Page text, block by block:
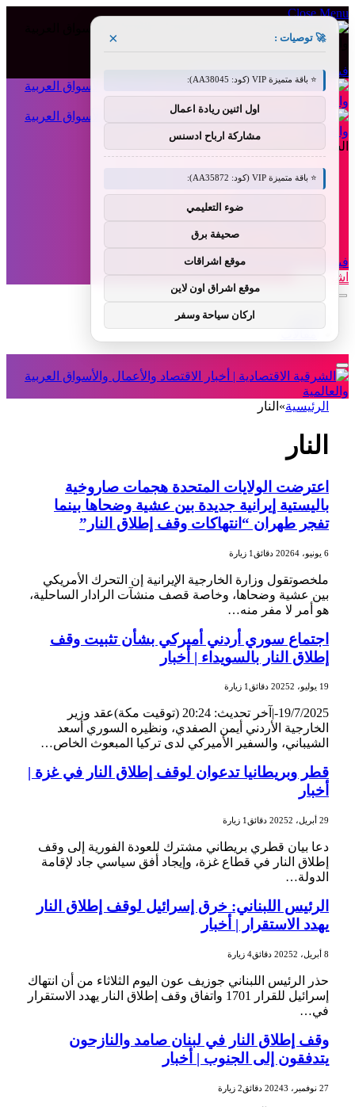
Close Menu
فيسبوك
السبت, أغسطس 8
من نحن
الشروط والأحكام
فيسبوك
الانستغرام
اشراق لنك
الرئيسية» النار
النار
اعترضت الولايات المتحدة هجمات صاروخية
باليستية إيرانية جديدة بين عشية وضحاها بينما
تفجر طهران “انتهاكات وقف إطلاق النار”
6 يونيو، 2026 4 دقائق 1 زيارة
ملخصوتقول وزارة الخارجية الإيرانية إن التحرك الأمريكي
بين عشية وضحاها، وخاصة قصف منشآت الرادار الساحلية،
هو أمر لا مفر منه…
اجتماع سوري أردني أميركي بشأن تثبيت وقف
إطلاق النار بالسويداء | أخبار
19 يوليو، 2025 2 دقائق 1 زيارة
19/7/2025-|آخر تحديث: 20:24 (توقيت مكة)عقد وزير
الخارجية الأردني أيمن الصفدي، ونظيره السوري أسعد
الشيباني، والسفير الأميركي لدى تركيا المبعوث الخاص…
قطر وبريطانيا تدعوان لوقف إطلاق النار في غزة |
أخبار
29 أبريل، 2025 2 دقائق 1 زيارة
دعا بيان قطري بريطاني مشترك للعودة الفورية إلى وقف
إطلاق النار في قطاع غزة، وإيجاد أفق سياسي جاد لإقامة
الدولة…
الرئيس اللبناني: خرق إسرائيل لوقف إطلاق النار
يهدد الاستقرار | أخبار
8 أبريل، 2025 2 دقائق 4 زيارة
حذر الرئيس اللبناني جوزيف عون اليوم الثلاثاء من أن انتهاك
إسرائيل للقرار 1701 واتفاق وقف إطلاق النار يهدد الاستقرار
في…
وقف إطلاق النار في لبنان صامد والنازحون
يتدفقون إلى الجنوب | أخبار
27 نوفمبر، 2024 3 دقائق 2 زيارة
🚀 توصيات : ×
⭐ باقة متميزة VIP (كود: AA38045):
اول اثنين ريادة اعمال
مشاركة ارباح ادسنس
⭐ باقة متميزة VIP (كود: AA35872):
ضوء التعليمي
صحيفة برق
موقع اشراقات
موقع اشراق اون لاين
اركان سياحة وسفر